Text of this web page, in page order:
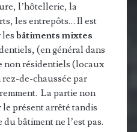
l’hôtellerie, la
les entrepôts… Il est
les bâtiments mixtes
(en général dans
non résidentiels (locaux
de-chaussée par
La partie non
présent arrêté tandis
bâtiment ne l’est pas.